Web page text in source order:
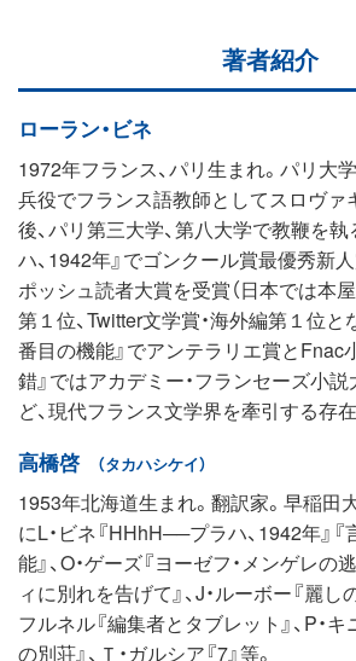
著者紹介
ローラン・ビネ
1972年フランス、パリ生まれ。パリ大
兵役でフランス語教師としてスロヴァ
後、パリ第三大学、第八大学で教鞭を
ハ、1942年』でゴンクール賞最優秀新人
ポッシュ読者大賞を受賞（日本では本
第１位、Twitter文学賞・海外編第１位と
番目の機能』でアンテラリエ賞とFnac
錯』ではアカデミー・フランセーズ小
ど、現代フランス文学界を牽引する存
高橋啓 （タカハシケイ）
1953年北海道生まれ。翻訳家。早稲田
にL・ビネ『HHhH──プラハ、1942年』
能』、O・ゲーズ『ヨーゼフ・メンゲレの
ィに別れを告げて』、J・ルーボー『麗し
フルネル『編集者とタブレット』、P・
の別荘』、Ｔ・ガルシア『7』等。